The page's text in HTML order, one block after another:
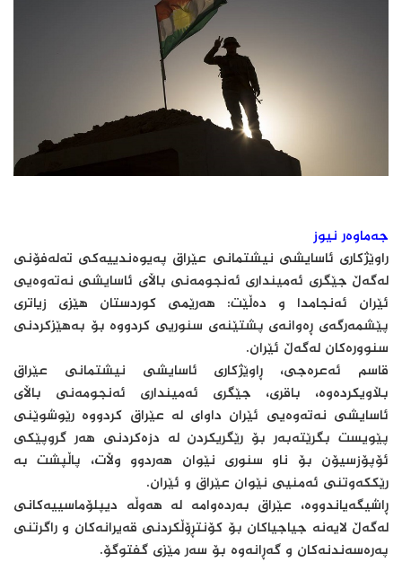
جەماوەر نیوز
راوێژكاری ئاسایشی نیشتمانی عێراق پەیوەندییەكی تەلەفۆنی
لەگەڵ جێگری ئەمینداری ئەنجومەنی باڵای ئاسایشی نەتەوەیی
ئێران ئەنجامدا و دەڵێت: هەرێمی کوردستان هێزی زیاتری
پێشمەرگەی ڕەوانەی پشتێنەی سنوریی کردووە بۆ بەهێزکردنی
سنوورەكان لەگەڵ ئێران.
قاسم ئەعرەجی، ڕاوێژكاری ئاسایشی نیشتمانی عێراق
بڵاویكردەوە، باقری، جێگری ئەمینداری ئەنجومەنی باڵای
ئاسایشی نەتەوەیی ئێران داوای لە عێراق كردووە رێوشوێنی
پێویست بگرێتەبەر بۆ رێگریکردن لە دزەکردنی هەر گروپێکی
ئۆپۆزسیۆن بۆ ناو سنوری نێوان هەردوو وڵات، پاڵپشت بە
رێککەوتنی ئەمنیی نێوان عێراق و ئێران.
ڕاشیگەیاندووە، عێراق بەردەوامە لە هەوڵە دیپلۆماسییەکانی
لەگەڵ لایەنە جیاجیاکان بۆ کۆنتڕۆڵکردنی قەیرانەکان و راگرتنی
پەرەسەندنەکان و گەڕانەوە بۆ سەر مێزی گفتوگۆ.